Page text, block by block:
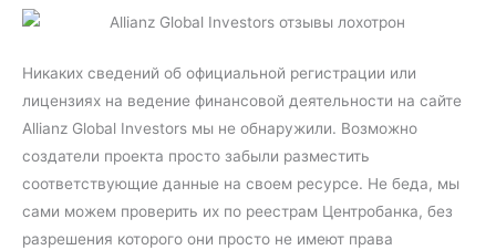
Никаких сведений об официальной регистрации или
лицензиях на ведение финансовой деятельности на сайте
Allianz Global Investors мы не обнаружили. Возможно
создатели проекта просто забыли разместить
соответствующие данные на своем ресурсе. Не беда, мы
сами можем проверить их по реестрам Центробанка, без
разрешения которого они просто не имеют права